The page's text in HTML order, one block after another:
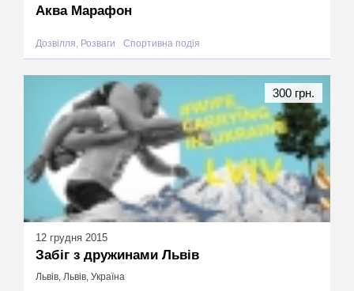
Аква Марафон
Дозвілля, Розваги Спортивна подія
12 грудня 2015
Забіг з дружинами Львів
Львів, Львів, Україна
300 грн.